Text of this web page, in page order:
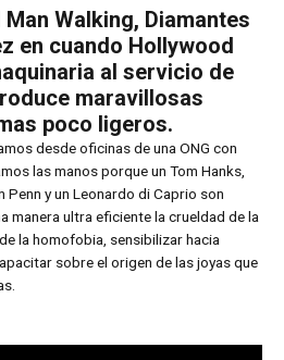
Walking, Diamantes
en cuando Hollywood
al servicio de
maravillosas
poco ligeros.
desde oficinas de una ONG con
las manos porque un Tom Hanks,
Penn y un Leonardo di Caprio son
manera ultra eficiente la crueldad de la
la homofobia, sensibilizar hacia
sobre el origen de las joyas que